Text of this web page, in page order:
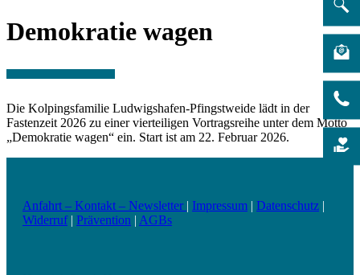
Demokratie wagen
Die Kolpingsfamilie Ludwigshafen-Pfingstweide lädt in der
Fastenzeit 2026 zu einer vierteiligen Vortragsreihe unter dem Motto
„Demokratie wagen“ ein. Start ist am 22. Februar 2026.
Anfahrt – Kontakt – Newsletter | Impressum | Datenschutz |
Widerruf| Prävention | AGBs